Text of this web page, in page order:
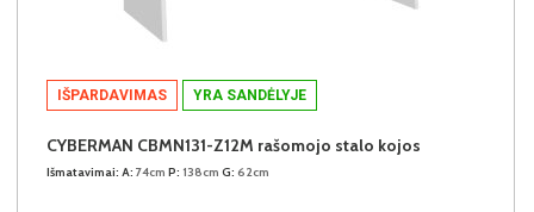
IŠPARDAVIMAS YRA SANDĖLYJE
CYBERMAN CBMN131-Z12M rašomojo stalo kojos
Išmatavimai: A: 74cm P: 138cm G: 62cm